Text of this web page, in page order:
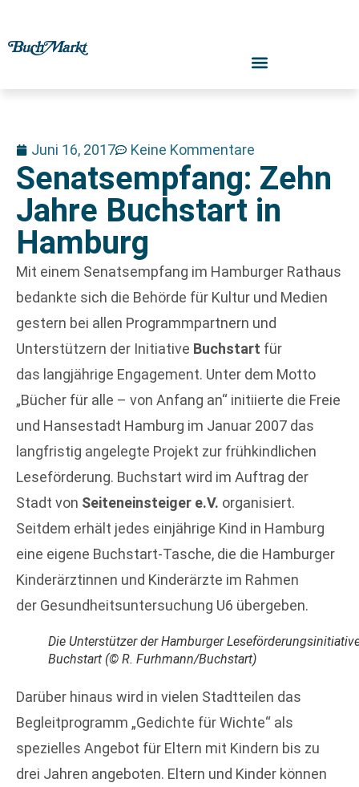
Juni 16, 2017 Keine Kommentare
Senatsempfang: Zehn
Jahre Buchstart in
Hamburg
Mit einem Senatsempfang im Hamburger Rathaus
bedankte sich die Behörde für Kultur und Medien
gestern bei allen Programmpartnern und
Unterstützern der Initiative Buchstart für
das langjährige Engagement. Unter dem Motto
„Bücher für alle – von Anfang an“ initiierte die Freie
und Hansestadt Hamburg im Januar 2007 das
langfristig angelegte Projekt zur frühkindlichen
Leseförderung. Buchstart wird im Auftrag der
Stadt von Seiteneinsteiger e.V. organisiert.
Seitdem erhält jedes einjährige Kind in Hamburg
eine eigene Buchstart-Tasche, die die Hamburger
Kinderärztinnen und Kinderärzte im Rahmen
der Gesundheitsuntersuchung U6 übergeben.
Die Unterstützer der Hamburger
Buchstart (© R. Furhmann/Buchstart)
Darüber hinaus wird in vielen Stadtteilen das
Begleitprogramm „Gedichte für Wichte“ als
spezielles Angebot für Eltern mit Kindern bis zu
drei Jahren angeboten. Eltern und Kinder können